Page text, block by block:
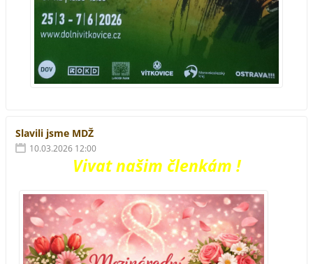
Slavili jsme MDŽ
10.03.2026 12:00
Vivat našim členkám !